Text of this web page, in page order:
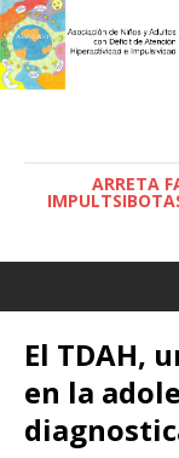
ARRETA
El TDAH,
en la